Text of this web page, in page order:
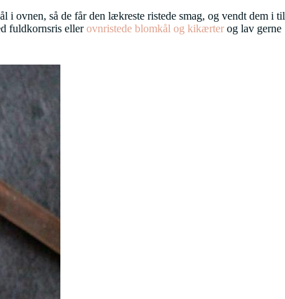
ovnen, så de får den lækreste ristede smag, og vendt dem i til
fuldkornsris ellerovnristede blomkål og kikærter og lav gerne